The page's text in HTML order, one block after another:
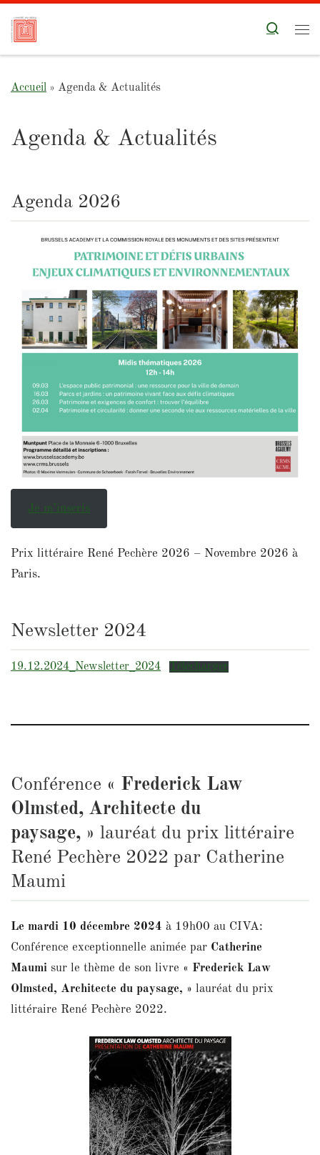
Skip to content
Search
Accueil » Agenda & Actualités
Agenda & Actualités
Agenda 2026
Je m’inscris
Prix littéraire René Pechère 2026 – Novembre 2026 à
Paris.
Newsletter 2024
19.12.2024_Newsletter_2024 Télécharger
Conférence « Frederick Law
Olmsted, Architecte du
paysage, » lauréat du prix littéraire
René Pechère 2022 par Catherine
Maumi
Le mardi 10 décembre 2024 à 19h00 au CIVA:
Conférence exceptionnelle animée par Catherine
Maumi sur le thème de son livre « Frederick Law
Olmsted, Architecte du paysage, » lauréat du prix
littéraire René Pechère 2022.